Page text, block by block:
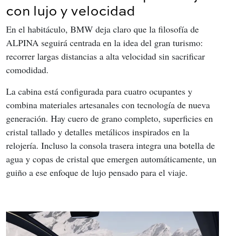
con lujo y velocidad
En el habitáculo, BMW deja claro que la filosofía de
ALPINA seguirá centrada en la idea del gran turismo:
recorrer largas distancias a alta velocidad sin sacrificar
comodidad.
La cabina está configurada para cuatro ocupantes y
combina materiales artesanales con tecnología de nueva
generación. Hay cuero de grano completo, superficies en
cristal tallado y detalles metálicos inspirados en la
relojería. Incluso la consola trasera integra una botella de
agua y copas de cristal que emergen automáticamente, un
guiño a ese enfoque de lujo pensado para el viaje.